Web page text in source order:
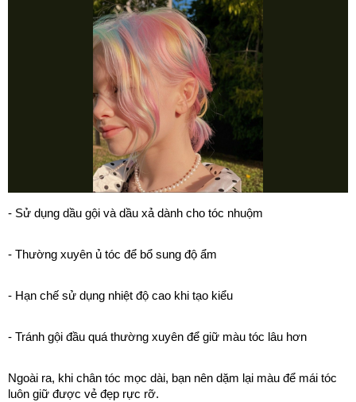
- Sử dụng dầu gội và dầu xả dành cho tóc nhuộm
- Thường xuyên ủ tóc để bổ sung độ ẩm
- Hạn chế sử dụng nhiệt độ cao khi tạo kiểu
- Tránh gội đầu quá thường xuyên để giữ màu tóc lâu hơn
Ngoài ra, khi chân tóc mọc dài, bạn nên dặm lại màu để mái tóc
luôn giữ được vẻ đẹp rực rỡ.